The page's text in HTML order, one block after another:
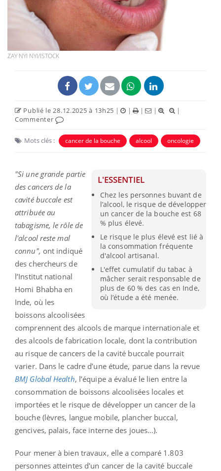
ZAY NYI NYI/ISTOCK
Publié le 28.12.2025 à 13h25 | | | |
|
Commenter
Mots clés : cancer de la bouche alcool oncologie
L'ESSENTIEL
Chez les personnes buvant de
l’alcool, le risque de développer
un cancer de la bouche est 68
% plus élevé.
Le risque le plus élevé est lié à
la consommation fréquente
d'alcool artisanal.
L'effet cumulatif du tabac à
mâcher serait responsable de
plus de 60 % des cas en Inde,
où l’étude a été menée.
"Si une grande partie
des cancers de la
cavité buccale est
attribuée au
tabagisme, le rôle de
l'alcool reste mal
connu", ont indiqué
des chercheurs de
l’Institut national
Homi Bhabha en
Inde, où les
boissons alcoolisées
comprennent des alcools de marque internationale et
des alcools de fabrication locale, dont la contribution
au risque de cancers de la cavité buccale pourrait
varier. Dans le cadre d’une étude, parue dans la revue
BMJ Global Health, l’équipe a évalué le lien entre la
consommation de boissons alcoolisées locales et
importées et le risque de développer un cancer de la
bouche (lèvres, langue mobile, plancher buccal,
gencives, palais, face interne des joues…).
Pour mener à bien travaux, elle a comparé 1.803
personnes atteintes d'un cancer de la cavité buccale